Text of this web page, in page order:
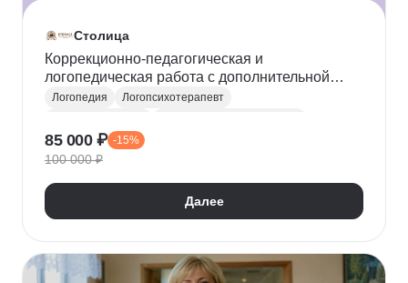
Столица
Коррекционно-педагогическая и
логопедическая работа с дополнительной
специализацией в области нейропсихологии
Логопедия
Логопсихотерапевт
Дефектология
85 000 ₽ -15%
100 000 ₽
Далее